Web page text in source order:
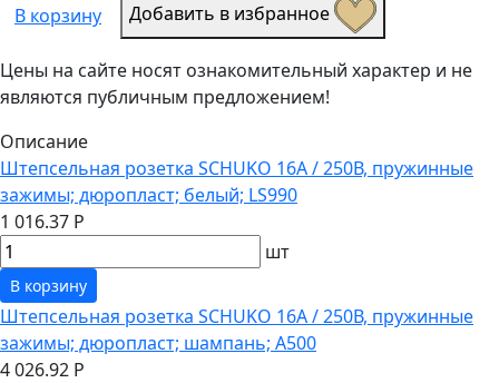
В корзину
Добавить в избранное
Цены на сайте носят ознакомительный характер и не
являются публичным предложением!
Описание
Штепсельная розетка SCHUKO 16А / 250В, пружинные
зажимы; дюропласт; белый; LS990
1 016.37 Р
шт
В корзину
Штепсельная розетка SCHUKO 16А / 250В, пружинные
зажимы; дюропласт; шампань; A500
4 026.92 Р